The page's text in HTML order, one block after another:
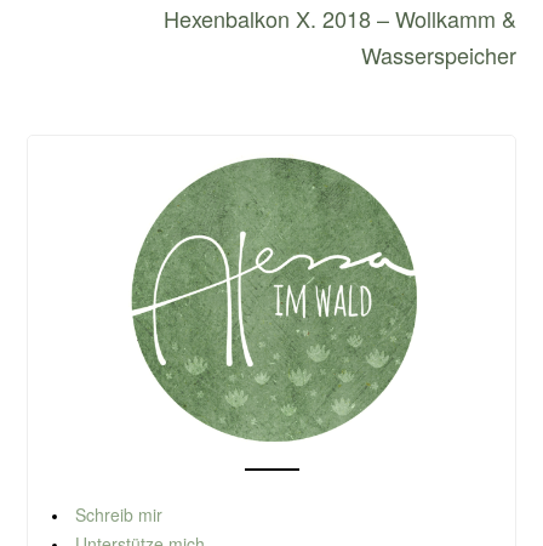
Hexenbalkon X. 2018 – Wollkamm &
Wasserspeicher
Schreib mir